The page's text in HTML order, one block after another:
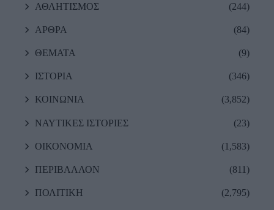
ΑΘΛΗΤΙΣΜΟΣ (244)
ΑΡΘΡΑ (84)
ΘΕΜΑΤΑ (9)
ΙΣΤΟΡΙΑ (346)
ΚΟΙΝΩΝΙΑ (3,852)
ΝΑΥΤΙΚΕΣ ΙΣΤΟΡΙΕΣ (23)
ΟΙΚΟΝΟΜΙΑ (1,583)
ΠΕΡΙΒΑΛΛΟΝ (811)
ΠΟΛΙΤΙΚΗ (2,795)